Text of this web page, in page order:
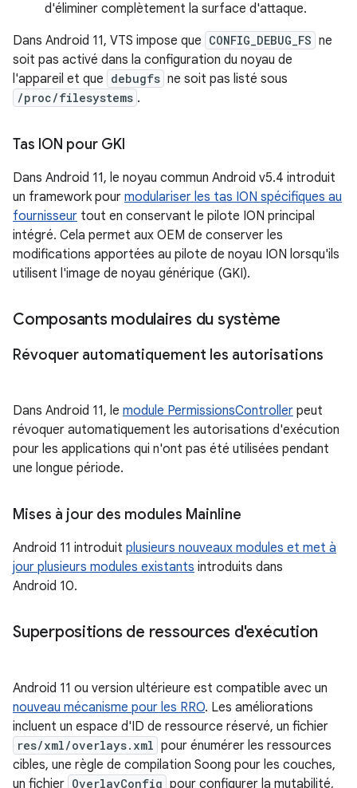
d'éliminer complètement la surface d'attaque.
Dans Android 11, VTS impose que CONFIG_DEBUG_FS ne
soit pas activé dans la configuration du noyau de
l'appareil et que debugfs ne soit pas listé sous
/proc/filesystems .
Tas ION pour GKI
Dans Android 11, le noyau commun Android v5.4 introduit
un framework pour modulariser les tas ION spécifiques au
fournisseur tout en conservant le pilote ION principal
intégré. Cela permet aux OEM de conserver les
modifications apportées au pilote de noyau ION lorsqu'ils
utilisent l'image de noyau générique (GKI).
Composants modulaires du système
Révoquer automatiquement les autorisations
Dans Android 11, le module PermissionsController peut
révoquer automatiquement les autorisations d'exécution
pour les applications qui n'ont pas été utilisées pendant
une longue période.
Mises à jour des modules Mainline
Android 11 introduit plusieurs nouveaux modules et met à
jour plusieurs modules existants introduits dans
Android 10.
Superpositions de ressources d'exécution
Android 11 ou version ultérieure est compatible avec un
nouveau mécanisme pour les RRO. Les améliorations
incluent un espace d'ID de ressource réservé, un fichier
res/xml/overlays.xml pour énumérer les ressources
cibles, une règle de compilation Soong pour les couches,
un fichier OverlayConfig pour configurer la mutabilité,